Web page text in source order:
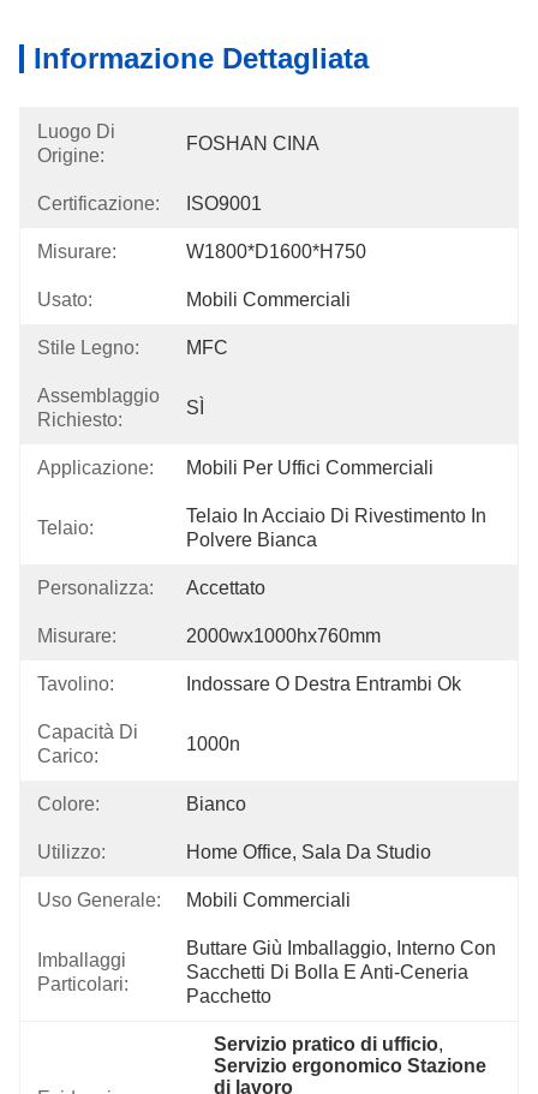
Informazione Dettagliata
Luogo Di
Origine:
FOSHAN CINA
Certificazione: ISO9001
Misurare: W1800*D1600*H750
Usato: Mobili Commerciali
Stile Legno: MFC
Assemblaggio
Richiesto:
SÌ
Applicazione: Mobili Per Uffici Commerciali
Telaio:
Telaio In Acciaio Di Rivestimento In
Polvere Bianca
Personalizza: Accettato
Misurare: 2000wx1000hx760mm
Tavolino: Indossare O Destra Entrambi Ok
Capacità Di
Carico:
1000n
Colore: Bianco
Utilizzo: Home Office, Sala Da Studio
Uso Generale: Mobili Commerciali
Imballaggi
Particolari:
Buttare Giù Imballaggio, Interno Con
Sacchetti Di Bolla E Anti-Ceneria
Pacchetto
Servizio pratico di ufficio,
Servizio ergonomico Stazione
di lavoro